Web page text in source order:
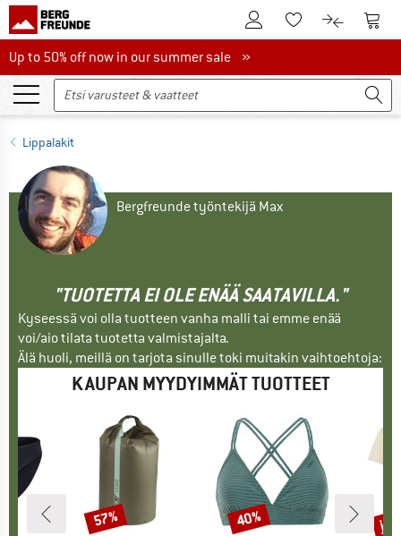
Tästä asiakastililleTästä toivelistalle.
Tästä
Up to 50% off now in our summer sale
Up to 50% off now in our summer sale »
Lippalakit
Bergfreunde työntekijä Max
"TUOTETTA EI OLE ENÄÄ SAATAVILLA."
Kyseessä voi olla tuotteen vanha malli tai emme enää
voi/aio tilata tuotetta valmistajalta.
Älä huoli, meillä on tarjota sinulle toki muitakin vaihtoehtoja:
KAUPAN MYYDYIMMÄT TUOTTEET
Alennus
57% Alennus
40%